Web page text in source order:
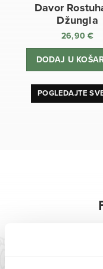
Davor
Džungla
26,90€
DODAJ U
POGLEDAJTE